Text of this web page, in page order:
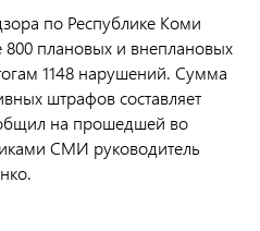
по Республике Коми
800 плановых и внеплановых
1148 нарушений. Сумма
штрафов составляет
на прошедшей во
СМИ руководитель